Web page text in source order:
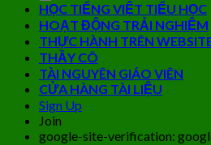
HỌC TIẾNG VIỆT TIỂU HỌC
HOẠT ĐỘNG TRẢI NGHIỆM
THỰC HÀNH TRÊN
THẦY CÔ
TÀI NGUYÊN GIÁO VIÊN
CỬA HÀNG TÀI LIỆU
Sign Up
Join
google-site-verification: